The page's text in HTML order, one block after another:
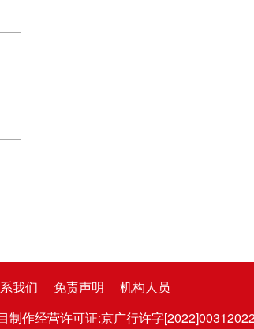
我们 免责声明
机构人员
制作经营许可证:京广行许字